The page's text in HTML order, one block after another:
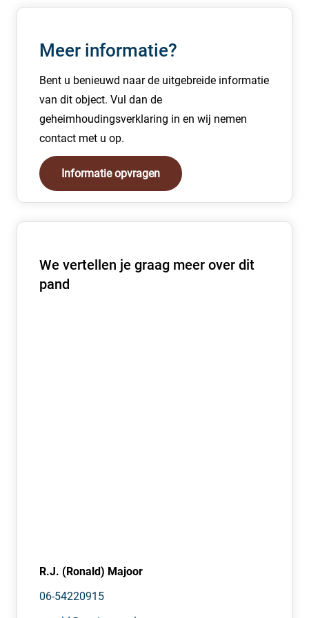
Meer informatie?
Bent u benieuwd naar de uitgebreide informatie
van dit object. Vul dan de
geheimhoudingsverklaring in en wij nemen
contact met u op.
Informatie opvragen
We vertellen je graag meer over dit
pand
R.J. (Ronald) Majoor
06-54220915